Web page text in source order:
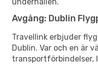
Avgång: Dublin
Travellink erbjuder
Dublin. Var och en är
transportförbindelser,